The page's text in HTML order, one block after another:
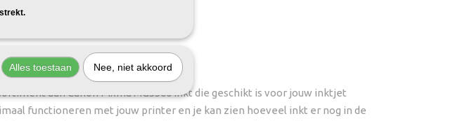
aan Canon Pixma MG5500 inkt die geschikt is voor jouw inktjet
functioneren met jouw printer en je kan zien hoeveel inkt er nog in de
Alles toestaan Nee, niet akkoord